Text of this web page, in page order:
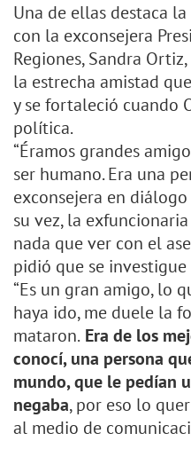
Una de ellas destaca
con la exconsejera
Regiones, Sandra
la estrecha amistad
y se fortaleció cuando
política.
“Éramos grandes
ser humano. Era una
exconsejera en
su vez, la
nada que ver con el
pidió que se
“Es un gran amigo, lo
haya ido, me duele la
mataron. Era de los
conocí, una persona
mundo, que le pedían
negaba, por eso lo
al medio de